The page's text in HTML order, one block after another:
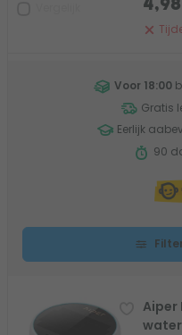
4,98
Voor 18:00
Gratis
Eerlijk
90
Aiper